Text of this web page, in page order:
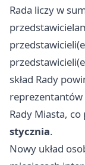
Rada liczy w
skład Rady
reprezentantów
Rady Miasta,
stycznia.
Nowy układ